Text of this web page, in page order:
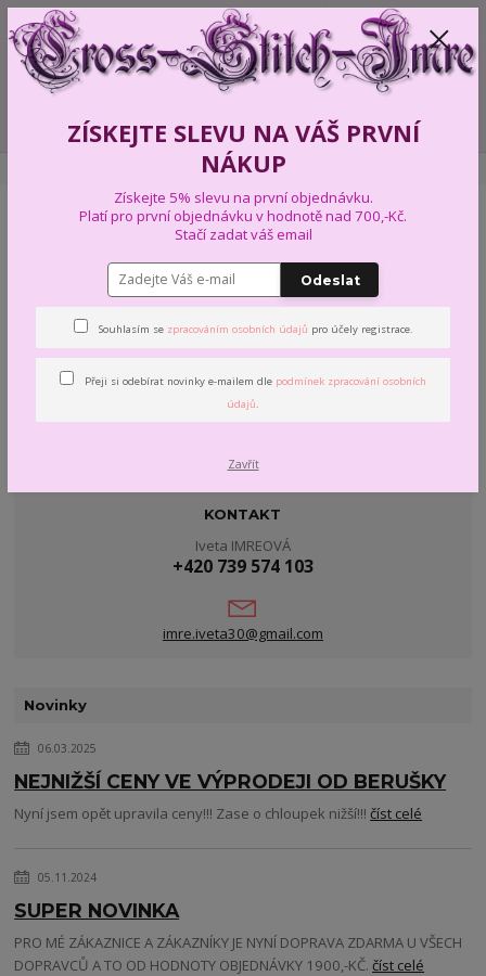
CZK
+420 739 574 103
0
0,00 Kč
CROSS-STITCH-IMRE předlohy Instrukce a rady
Instrukce a rady
KONTAKT
Iveta IMREOVÁ
+420 739 574 103
imre.iveta30@gmail.com
Novinky
06.03.2025
NEJNIŽŠÍ CENY VE VÝPRODEJI OD BERUŠKY
Nyní jsem opět upravila ceny!!! Zase o chloupek nižší!!!číst celé
05.11.2024
SUPER NOVINKA
PRO MÉ ZÁKAZNICE A ZÁKAZNÍKY JE NYNÍ DOPRAVA ZDARMA U VŠECH
DOPRAVCŮ A TO OD HODNOTY OBJEDNÁVKY 1900,-KČ.číst celé
ZÍSKEJTE SLEVU NA VÁŠ PRVNÍ
NÁKUP
Získejte 5% slevu na první objednávku.
Platí pro první objednávku v hodnotě nad 700,-Kč.
Stačí zadat váš email
Odeslat
Souhlasím se zpracováním osobních údajů pro účely registrace.
Přeji si odebírat novinky e-mailem dle podmínek zpracování osobních
údajů.
Zavřít